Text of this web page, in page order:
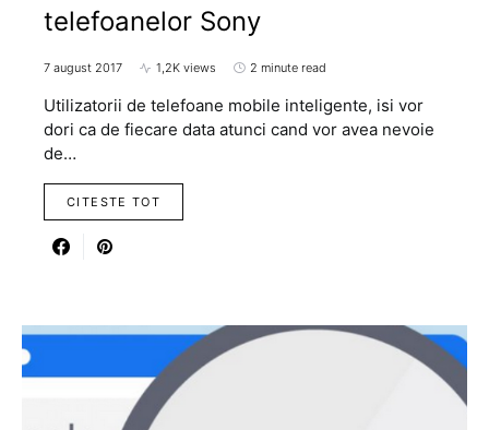
telefoanelor Sony
7 august 2017 1,2K views 2 minute read
Utilizatorii de telefoane mobile inteligente, isi vor
dori ca de fiecare data atunci cand vor avea nevoie
de…
CITESTE TOT